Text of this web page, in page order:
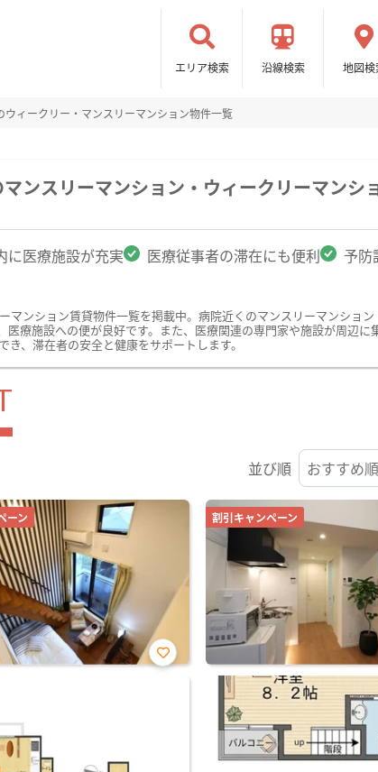
エリア検索 沿線検索 地図検
ウィークリー・マンスリーマンション物件一覧
ンスリーマンション・ウィークリーマンシ
に医療施設が充実 医療従事者の滞在にも便利 予防
マンション賃貸物件一覧を掲載中。病院近くのマンスリーマンショ
療施設への便が良好です。また、医療関連の専門家や施設が周辺
、滞在者の安全と健康をサポートします。
並び順
ーン
お気
割引キャンペーン